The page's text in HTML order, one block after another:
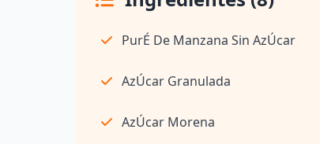
PurÉ De Manzana Sin AzÚcar
AzÚcar Granulada
AzÚcar Morena